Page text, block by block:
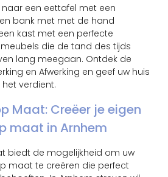
een eettafel met een
bank met met de hand
kast met een perfecte
meubels die de tand des tijds
lang meegaan. Ontdek de
en Afwerking en geef uw huis
verdient.
Maat: Creëer je eigen
maat in Arnhem
biedt de mogelijkheid om uw
maat te creëren die perfect